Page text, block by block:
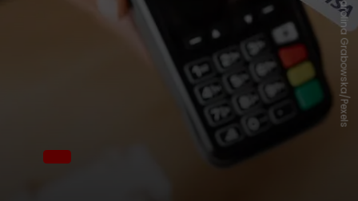
Karolina Grabowska/Pexels